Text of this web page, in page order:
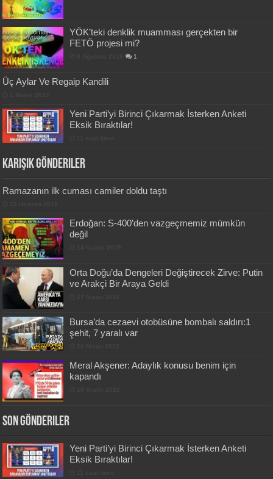
YÖK’teki denklik muamması gerçekten bir
FETÖ projesi mi?
1
Üç Aylar Ve Regaip Kandili
Yeni Parti’yi Birinci Çıkarmak İsterken Anketi
Eksik Bıraktılar!
Karışık Gönderiler
Ramazanın ilk cuması camiler doldu taştı
Erdoğan: S-400’den vazgeçmemiz mümkün
değil
Orta Doğu’da Dengeleri Değiştirecek Zirve: Putin
ve Arakçi Bir Araya Geldi
Bursa’da cezaevi otobüsüne bombalı saldırı:1
şehit, 7 yaralı var
Meral Akşener: Adaylık konusu benim için
kapandı
Son Gönderiler
Yeni Parti’yi Birinci Çıkarmak İsterken Anketi
Eksik Bıraktılar!